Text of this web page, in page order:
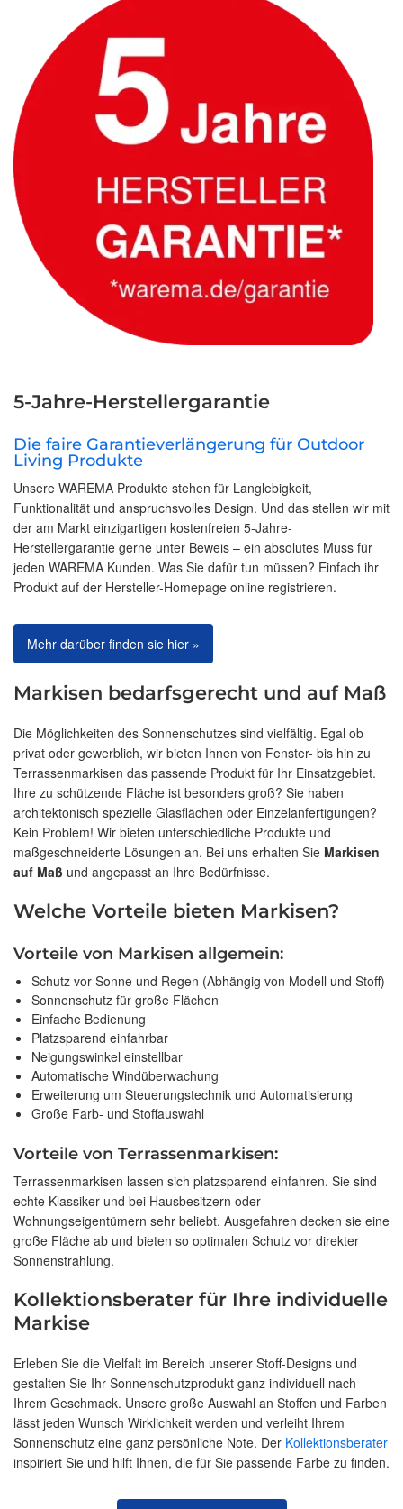
5-Jahre-Herstellergarantie
Die faire Garantieverlängerung für Outdoor
Living Produkte
Unsere WAREMA Produkte stehen für Langlebigkeit,
Funktionalität und anspruchsvolles Design. Und das stellen wir mit
der am Markt einzigartigen kostenfreien 5-Jahre-
Herstellergarantie gerne unter Beweis – ein absolutes Muss für
jeden WAREMA Kunden. Was Sie dafür tun müssen? Einfach ihr
Produkt auf der Hersteller-Homepage online registrieren.
Mehr darüber finden sie hier »
Markisen bedarfsgerecht und auf Maß
Die Möglichkeiten des Sonnenschutzes sind vielfältig. Egal ob
privat oder gewerblich, wir bieten Ihnen von Fenster- bis hin zu
Terrassenmarkisen das passende Produkt für Ihr Einsatzgebiet.
Ihre zu schützende Fläche ist besonders groß? Sie haben
architektonisch spezielle Glasflächen oder Einzelanfertigungen?
Kein Problem! Wir bieten unterschiedliche Produkte und
maßgeschneiderte Lösungen an. Bei uns erhalten Sie Markisen
auf Maß und angepasst an Ihre Bedürfnisse.
Welche Vorteile bieten Markisen?
Vorteile von Markisen allgemein:
Schutz vor Sonne und Regen (Abhängig von Modell und Stoff)
Sonnenschutz für große Flächen
Einfache Bedienung
Platzsparend einfahrbar
Neigungswinkel einstellbar
Automatische Windüberwachung
Erweiterung um Steuerungstechnik und Automatisierung
Große Farb- und Stoffauswahl
Vorteile von Terrassenmarkisen:
Terrassenmarkisen lassen sich platzsparend einfahren. Sie sind
echte Klassiker und bei Hausbesitzern oder
Wohnungseigentümern sehr beliebt. Ausgefahren decken sie eine
große Fläche ab und bieten so optimalen Schutz vor direkter
Sonnenstrahlung.
Kollektionsberater für Ihre individuelle
Markise
Erleben Sie die Vielfalt im Bereich unserer Stoff-Designs und
gestalten Sie Ihr Sonnenschutzprodukt ganz individuell nach
Ihrem Geschmack. Unsere große Auswahl an Stoffen und Farben
lässt jeden Wunsch Wirklichkeit werden und verleiht Ihrem
Sonnenschutz eine ganz persönliche Note. Der Kollektionsberater
inspiriert Sie und hilft Ihnen, die für Sie passende Farbe zu finden.